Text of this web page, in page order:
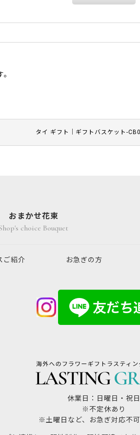
タイ ギフト｜ギフトバスケット-
おまかせ花束
choice Bouquet
ご紹介 お急ぎの方
休業日：日曜日・祝日
※不定休あり
※土曜日など、お急ぎ対応不